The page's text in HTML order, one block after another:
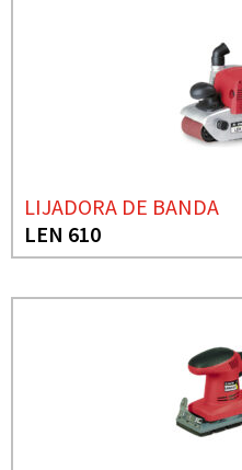
LIJADORA DE BANDA
LEN 610